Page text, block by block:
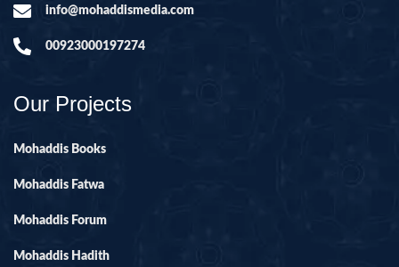
info@mohaddismedia.com
00923000197274
Our Projects
Mohaddis Books
Mohaddis Fatwa
Mohaddis Forum
Mohaddis Hadith